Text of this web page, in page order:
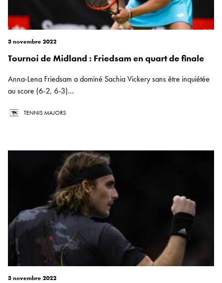
3 novembre 2022
Tournoi de Midland : Friedsam en quart de finale
Anna-Lena Friedsam a dominé Sachia Vickery sans être inquiétée
au score (6-2, 6-3)...
TENNIS MAJORS
3 novembre 2022